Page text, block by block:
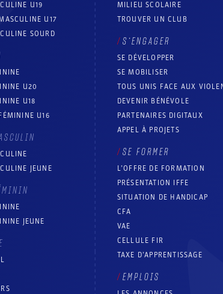
U19
U17
SOURD
U20
U18
U16
JEUNE
JEUNE
MILIEU SCOLAIRE
TROUVER UN CLUB
S’ENGAGER
SE DÉVELOPPER
SE MOBILISER
TOUS UNIS FACE AUX
DEVENIR BÉNÉVOLE
PARTENAIRES DIGITAUX
APPEL À PROJETS
SE FORMER
L’OFFRE DE FORMATION
PRÉSENTATION IFFE
SITUATION DE HANDICAP
CFA
VAE
CELLULE FIR
TAXE D’APPRENTISSAGE
EMPLOIS